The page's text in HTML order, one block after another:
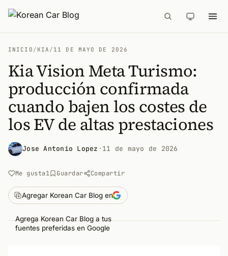
INICIO / KIA / 11 DE MAYO DE 2026
Kia Vision Meta Turismo:
producción confirmada
cuando bajen los costes de
los EV de altas prestaciones
Jose Antonio Lopez · 11 de mayo de 2026
Me gusta1 Guardar Compartir
Agregar Korean Car Blog en
Agrega Korean Car Blog a tus
fuentes preferidas en Google